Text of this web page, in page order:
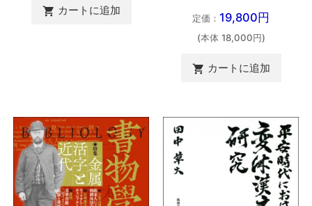
 カートに追加
定価： 19,800円
(本体 18,000円)
 カートに追加